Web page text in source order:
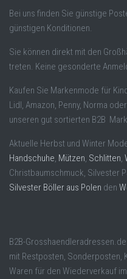
Bei uns finden Sie günstige
günstigen Konditionen.
Sie können direkt mit den
treten. Keine gesonderte
Kaufen Sie Markenmode für
Lidl, Amazon, Penny, Norma
unseren gut sortierten B2B
Aktuelle Herbst und Winter
Handschuhe, Mützen, Schlitten,
Christbaumschmuck, Silvester
Silvester Böller aus Polen den
B2B-
mit Restposten, Sonderposten,
Waren für den Wiederverkauf